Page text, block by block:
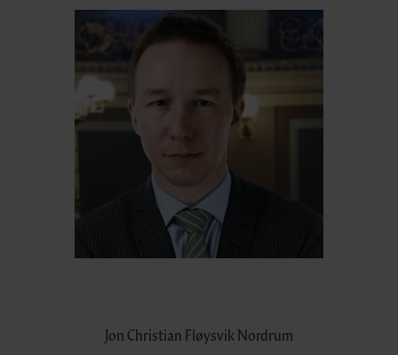
Jon Christian Fløysvik Nordrum